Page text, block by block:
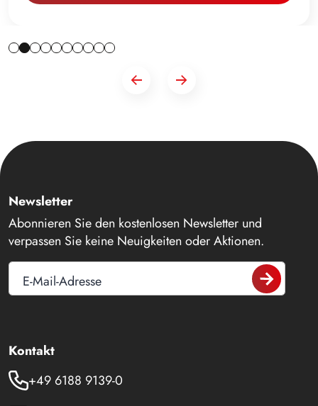
Newsletter
Abonnieren Sie den kostenlosen Newsletter und
verpassen Sie keine Neuigkeiten oder Aktionen.
E-Mail-Adresse
Kontakt
+49 6188 9139-0